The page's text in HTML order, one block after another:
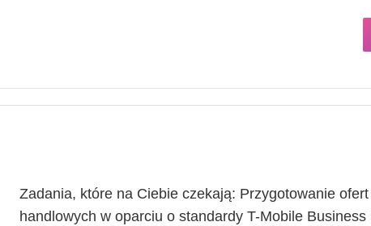
Zadania, które na Ciebie czekają: Przygotowanie ofert
handlowych w oparciu o standardy T-Mobile Business